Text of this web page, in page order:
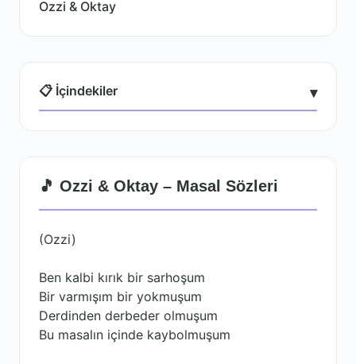
Ozzi & Oktay
📋 İçindekiler ▾
🎵 Ozzi & Oktay – Masal Sözleri
(Ozzi)
Ben kalbi kırık bir sarhoşum
Bir varmışım bir yokmuşum
Derdinden derbeder olmuşum
Bu masalın içinde kaybolmuşum